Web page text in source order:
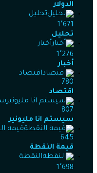
الدولار
تحليل
1٬671
تحليل
أخبار
1٬276
أخبار
اقتصاد
780
اقتصاد
807
سيستم انا مليونير
قيمة
645
قيمة النقطة
النقطة
1٬698